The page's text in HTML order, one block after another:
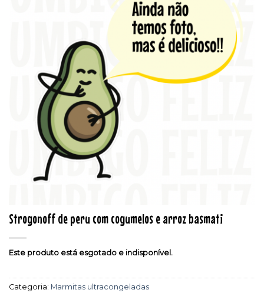
aos
favoritos
Strogonoff de peru com cogumelos e arroz basmati
Este produto está esgotado e indisponível.
Categoria: Marmitas ultracongeladas